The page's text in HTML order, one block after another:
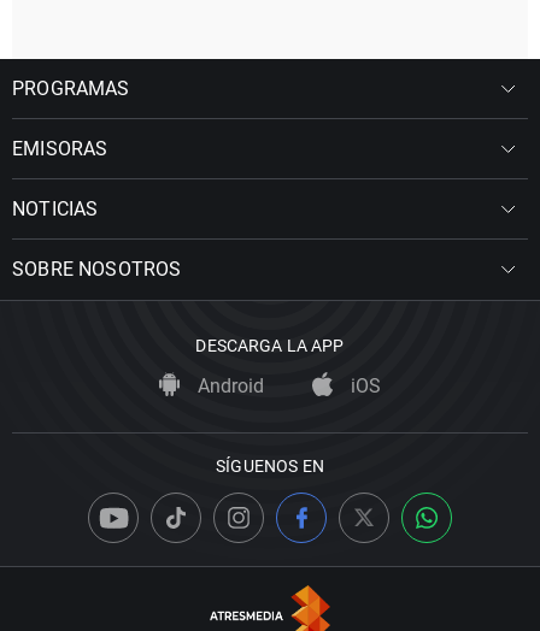
PROGRAMAS
EMISORAS
NOTICIAS
SOBRE NOSOTROS
DESCARGA LA APP
Android iOS
SÍGUENOS EN